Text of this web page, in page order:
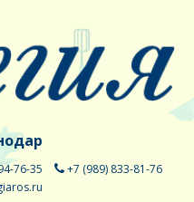
76-35
+7 (989) 833-81-76